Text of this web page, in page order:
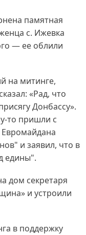
памятная
с. Ижевка
— ее облили
на митинге,
«Рад, что
Донбассу».
то пришли с
и заявил, что в
едины".
дом секретаря
и устроили
в поддержку